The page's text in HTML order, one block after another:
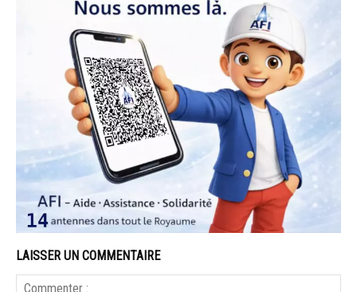
LAISSER UN COMMENTAIRE